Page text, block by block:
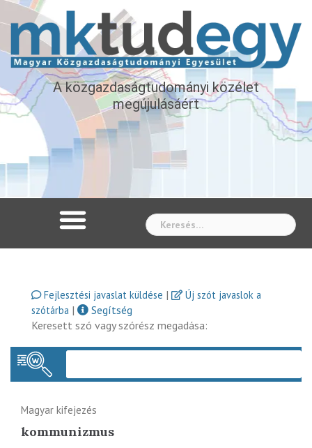
A közgazdaságtudományi közélet
megújulásáért
Fejlesztési javaslat küldése |
Új szót javaslok a
szótárba |
Segítség
Keresett szó vagy szórész megadása:
Magyar kifejezés
kommunizmus